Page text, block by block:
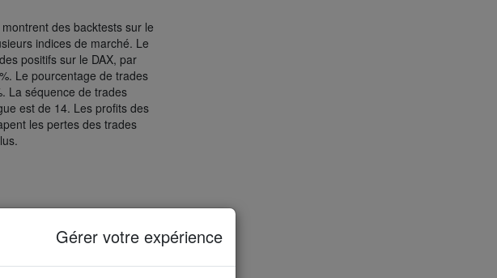
des backtests sur le
indices de marché. Le
positifs sur le DAX, par
Le pourcentage de trades
La séquence de trades
est de 14. Les profits des
les pertes des trades
Gérer votre expérience